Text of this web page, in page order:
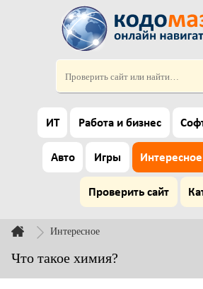
ИТ Работа и бизнес
Авто Игры Интересное
Проверить сайт
Интересное
Что такое химия?